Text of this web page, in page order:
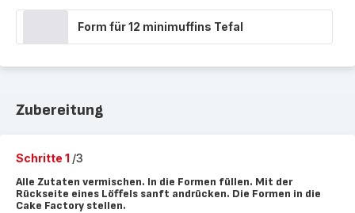
Form für 12 minimuffins Tefal
Zubereitung
Schritte 1 /3
Alle Zutaten vermischen. In die Formen füllen. Mit der
Rückseite eines Löffels sanft andrücken. Die Formen in die
Cake Factory stellen.